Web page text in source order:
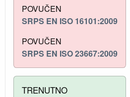
POVUČEN
SRPS EN ISO 16101:2009
POVUČEN
SRPS EN ISO 23667:2009
TRENUTNO